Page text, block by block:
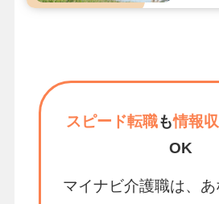
スピード転職も情報
OK
マイナビ介護職は、